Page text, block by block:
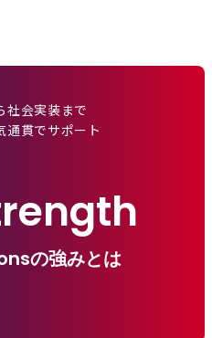
社会実装まで
通貫でサポート
の強みとは